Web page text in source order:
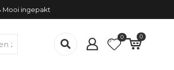
Mooi ingepakt
0 0